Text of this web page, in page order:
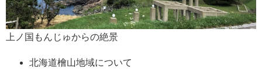
上ノ国もんじゅからの絶景
北海道檜山地域について